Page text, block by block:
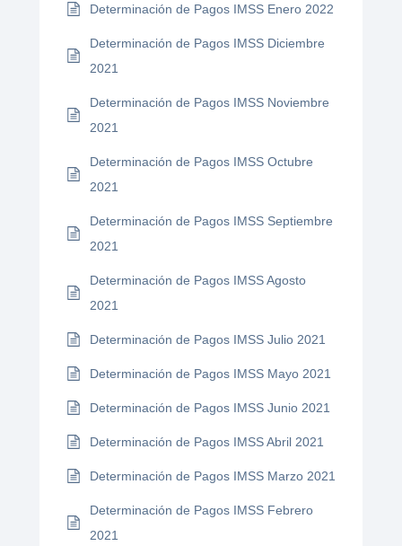
Determinación de Pagos IMSS Enero 2022
Determinación de Pagos IMSS Diciembre
2021
Determinación de Pagos IMSS Noviembre
2021
Determinación de Pagos IMSS Octubre
2021
Determinación de Pagos IMSS Septiembre
2021
Determinación de Pagos IMSS Agosto
2021
Determinación de Pagos IMSS Julio 2021
Determinación de Pagos IMSS Mayo 2021
Determinación de Pagos IMSS Junio 2021
Determinación de Pagos IMSS Abril 2021
Determinación de Pagos IMSS Marzo 2021
Determinación de Pagos IMSS Febrero
2021